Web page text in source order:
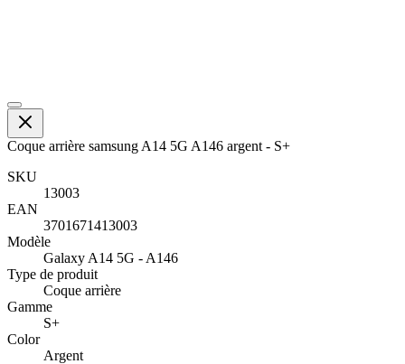
Coque arrière samsung A14 5G A146 argent - S+
SKU
13003
EAN
3701671413003
Modèle
Galaxy A14 5G - A146
Type de produit
Coque arrière
Gamme
S+
Color
Argent